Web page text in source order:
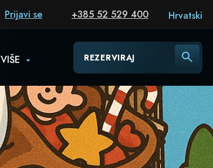
Prijavi se +385 52 529 400
VIŠE REZERVIRAJ
Hrvatski